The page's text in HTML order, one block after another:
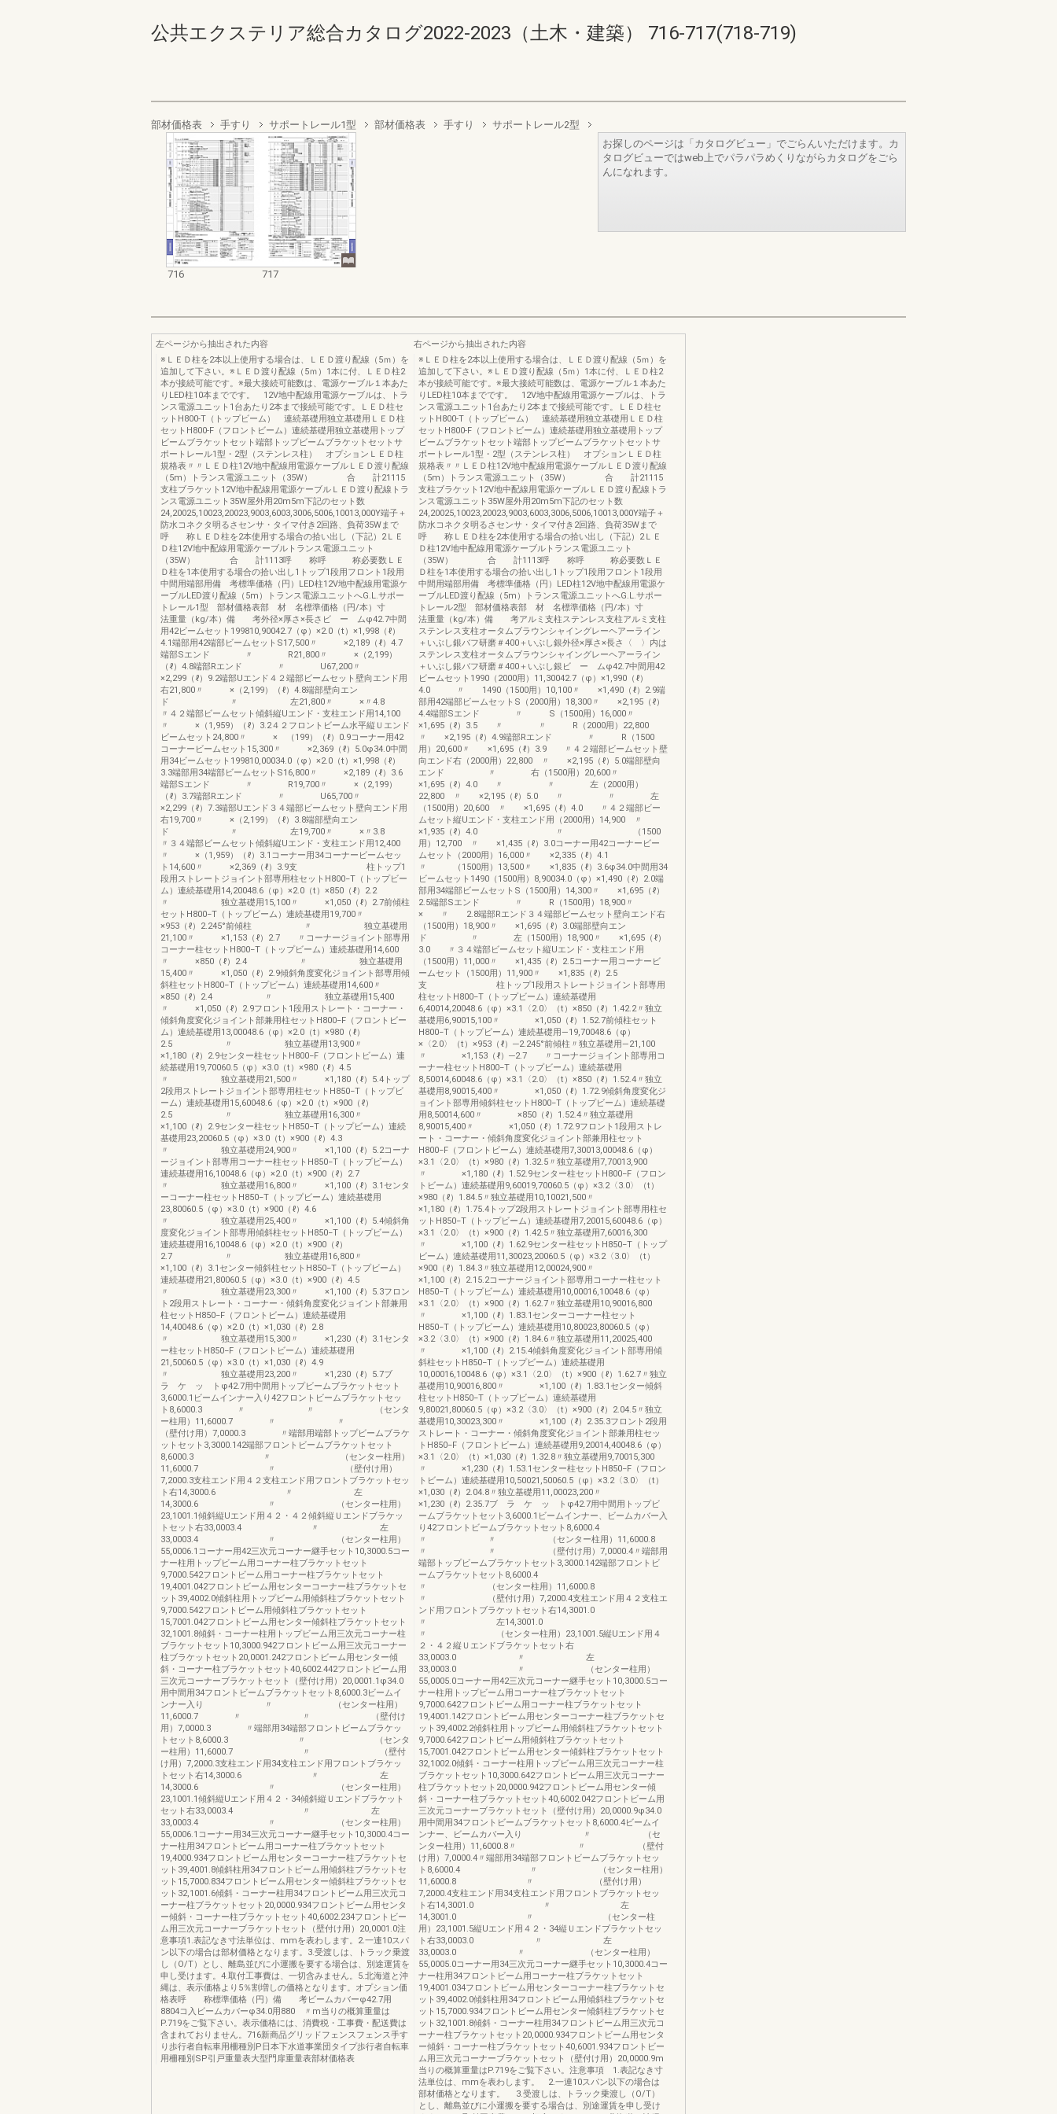
公共エクステリア総合カタログ2022-2023（土木・建築） 716-717(718-719)
部材価格表 手すり サポートレール1型 部材価格表 手すり サポートレール2型
716 717
お探しのページは「カタログビュー」でごらんいただけます。カ
タログビューではweb上でパラパラめくりながらカタログをごら
んになれます。
左ページから抽出された内容
※ＬＥＤ柱を2本以上使用する場合は、ＬＥＤ渡り配線（5ｍ）を
追加して下さい。※ＬＥＤ渡り配線（5ｍ）1本に付、ＬＥＤ柱2
本が接続可能です。※最大接続可能数は、電源ケーブル１本あた
りLED柱10本までです。 12V地中配線用電源ケーブルは、トラ
ンス電源ユニット1台あたり2本まで接続可能です。ＬＥＤ柱セ
ットH800-T（トップビーム） 連続基礎用独立基礎用ＬＥＤ柱
セットH800-F（フロントビーム）連続基礎用独立基礎用トップ
ビームブラケットセット端部トップビームブラケットセットサ
ポートレール1型・2型（ステンレス柱） オプションＬＥＤ柱
規格表〃〃ＬＥＤ柱12V地中配線用電源ケーブルＬＥＤ渡り配線
（5m）トランス電源ユニット（35W） 合 計21115
支柱ブラケット12V地中配線用電源ケーブルＬＥＤ渡り配線トラ
ンス電源ユニット35W屋外用20m5m下記のセット数
24,20025,10023,20023,9003,6003,3006,5006,10013,000Y端子＋
防水コネクタ明るさセンサ・タイマ付き2回路、負荷35Wまで
呼 称ＬＥＤ柱を2本使用する場合の拾い出し（下記）2ＬＥ
Ｄ柱12V地中配線用電源ケーブルトランス電源ユニット
（35W） 合 計1113呼 称呼 称必要数ＬＥ
Ｄ柱を1本使用する場合の拾い出し1トップ1段用フロント1段用
中間用端部用備 考標準価格（円）LED柱12V地中配線用電源ケ
ーブルLED渡り配線（5m）トランス電源ユニットへG.L.サポー
トレール1型 部材価格表部 材 名標準価格（円/本）寸
法重量（kg/本）備 考外径×厚さ×長さビ ー ムφ42.7中間
用42ビームセット199810,90042.7（φ）×2.0（t）×1,998（ℓ）
4.1端部用42端部ビームセットS17,500〃 ×2,189（ℓ）4.7
端部Sエンド 〃 R21,800〃 ×（2,199）
（ℓ）4.8端部Rエンド 〃 U67,200〃
×2,299（ℓ）9.2端部Uエンド４２端部ビームセット壁向エンド用
右21,800〃 ×（2,199）（ℓ）4.8端部壁向エン
ド 〃 左21,800〃 ×〃4.8
〃４２端部ビームセット傾斜縦Uエンド・支柱エンド用14,100
〃 ×（1,959）（ℓ）3.2４２フロントビーム水平縦Ｕエンド
ビームセット24,800〃 × （199）（ℓ）0.9コーナー用42
コーナービームセット15,300〃 ×2,369（ℓ）5.0φ34.0中間
用34ビームセット199810,00034.0（φ）×2.0（t）×1,998（ℓ）
3.3端部用34端部ビームセットS16,800〃 ×2,189（ℓ）3.6
端部Sエンド 〃 R19,700〃 ×（2,199）
（ℓ）3.7端部Rエンド 〃 U65,700〃
×2,299（ℓ）7.3端部Uエンド３４端部ビームセット壁向エンド用
右19,700〃 ×（2,199）（ℓ）3.8端部壁向エン
ド 〃 左19,700〃 ×〃3.8
〃３４端部ビームセット傾斜縦Uエンド・支柱エンド用12,400
〃 ×（1,959）（ℓ）3.1コーナー用34コーナービームセッ
ト14,600〃 ×2,369（ℓ）3.9支 柱トップ1
段用ストレートジョイント部専用柱セットH800−T（トップビー
ム）連続基礎用14,20048.6（φ）×2.0（t）×850（ℓ）2.2
〃 独立基礎用15,100〃 ×1,050（ℓ）2.7前傾柱
セットH800−T（トップビーム）連続基礎用19,700〃
×953（ℓ）2.245°前傾柱 〃 独立基礎用
21,100〃 ×1,153（ℓ）2.7 〃コーナージョイント部専用
コーナー柱セットH800−T（トップビーム）連続基礎用14,600
〃 ×850（ℓ）2.4 〃 独立基礎用
15,400〃 ×1,050（ℓ）2.9傾斜角度変化ジョイント部専用傾
斜柱セットH800−T（トップビーム）連続基礎用14,600〃
×850（ℓ）2.4 〃 独立基礎用15,400
〃 ×1,050（ℓ）2.9フロント1段用ストレート・コーナー・
傾斜角度変化ジョイント部兼用柱セットH800−F（フロントビー
ム）連続基礎用13,00048.6（φ）×2.0（t）×980（ℓ）
2.5 〃 独立基礎用13,900〃
×1,180（ℓ）2.9センター柱セットH800−F（フロントビーム）連
続基礎用19,70060.5（φ）×3.0（t）×980（ℓ）4.5
〃 独立基礎用21,500〃 ×1,180（ℓ）5.4トップ
2段用ストレートジョイント部専用柱セットH850−T（トップビ
ーム）連続基礎用15,60048.6（φ）×2.0（t）×900（ℓ）
2.5 〃 独立基礎用16,300〃
×1,100（ℓ）2.9センター柱セットH850−T（トップビーム）連続
基礎用23,20060.5（φ）×3.0（t）×900（ℓ）4.3
〃 独立基礎用24,900〃 ×1,100（ℓ）5.2コーナ
ージョイント部専用コーナー柱セットH850−T（トップビーム）
連続基礎用16,10048.6（φ）×2.0（t）×900（ℓ）2.7
〃 独立基礎用16,800〃 ×1,100（ℓ）3.1センタ
ーコーナー柱セットH850−T（トップビーム）連続基礎用
23,80060.5（φ）×3.0（t）×900（ℓ）4.6
〃 独立基礎用25,400〃 ×1,100（ℓ）5.4傾斜角
度変化ジョイント部専用傾斜柱セットH850−T（トップビーム）
連続基礎用16,10048.6（φ）×2.0（t）×900（ℓ）
2.7 〃 独立基礎用16,800〃
×1,100（ℓ）3.1センター傾斜柱セットH850−T（トップビーム）
連続基礎用21,80060.5（φ）×3.0（t）×900（ℓ）4.5
〃 独立基礎用23,300〃 ×1,100（ℓ）5.3フロン
ト2段用ストレート・コーナー・傾斜角度変化ジョイント部兼用
柱セットH850−F（フロントビーム）連続基礎用
14,40048.6（φ）×2.0（t）×1,030（ℓ）2.8
〃 独立基礎用15,300〃 ×1,230（ℓ）3.1センタ
ー柱セットH850−F（フロントビーム）連続基礎用
21,50060.5（φ）×3.0（t）×1,030（ℓ）4.9
〃 独立基礎用23,200〃 ×1,230（ℓ）5.7ブ
ラ ケ ッ トφ42.7用中間用トップビームブラケットセット
3,6000.1ビームインナー入り42フロントビームブラケットセッ
ト8,6000.3 〃 〃 （センタ
ー柱用）11,6000.7 〃 〃
（壁付け用）7,0000.3 〃端部用端部トップビームブラケ
ットセット3,3000.142端部フロントビームブラケットセット
8,6000.3 〃 （センター柱用）
11,6000.7 〃 （壁付け用）
7,2000.3支柱エンド用４２支柱エンド用フロントブラケットセッ
ト右14,3000.6 〃 左
14,3000.6 〃 （センター柱用）
23,1001.1傾斜縦Uエンド用４２・４２傾斜縦Ｕエンドブラケッ
トセット右33,0003.4 〃 左
33,0003.4 〃 （センター柱用）
55,0006.1コーナー用42三次元コーナー継手セット10,3000.5コー
ナー柱用トップビーム用コーナー柱ブラケットセット
9,7000.542フロントビーム用コーナー柱ブラケットセット
19,4001.042フロントビーム用センターコーナー柱ブラケットセ
ット39,4002.0傾斜柱用トップビーム用傾斜柱ブラケットセット
9,7000.542フロントビーム用傾斜柱ブラケットセット
15,7001.042フロントビーム用センター傾斜柱ブラケットセット
32,1001.8傾斜・コーナー柱用トップビーム用三次元コーナー柱
ブラケットセット10,3000.942フロントビーム用三次元コーナー
柱ブラケットセット20,0001.242フロントビーム用センター傾
斜・コーナー柱ブラケットセット40,6002.442フロントビーム用
三次元コーナーブラケットセット（壁付け用）20,0001.1φ34.0
用中間用34フロントビームブラケットセット8,6000.3ビームイ
ンナー入り 〃 （センター柱用）
11,6000.7 〃 〃 （壁付け
用）7,0000.3 〃端部用34端部フロントビームブラケッ
トセット8,6000.3 〃 （センタ
ー柱用）11,6000.7 〃 （壁付
け用）7,2000.3支柱エンド用34支柱エンド用フロントブラケッ
トセット右14,3000.6 〃 左
14,3000.6 〃 （センター柱用）
23,1001.1傾斜縦Uエンド用４２・34傾斜縦Ｕエンドブラケット
セット右33,0003.4 〃 左
33,0003.4 〃 （センター柱用）
55,0006.1コーナー用34三次元コーナー継手セット10,3000.4コー
ナー柱用34フロントビーム用コーナー柱ブラケットセット
19,4000.934フロントビーム用センターコーナー柱ブラケットセ
ット39,4001.8傾斜柱用34フロントビーム用傾斜柱ブラケットセ
ット15,7000.834フロントビーム用センター傾斜柱ブラケットセ
ット32,1001.6傾斜・コーナー柱用34フロントビーム用三次元コ
ーナー柱ブラケットセット20,0000.934フロントビーム用センタ
ー傾斜・コーナー柱ブラケットセット40,6002.234フロントビー
ム用三次元コーナーブラケットセット（壁付け用）20,0001.0注
意事項1.表記なき寸法単位は、mmを表わします。2.一連10スパ
ン以下の場合は部材価格となります。3.受渡しは、トラック乗渡
し（O/T）とし、離島並びに小運搬を要する場合は、別途運賃を
申し受けます。4.取付工事費は、一切含みません。5.北海道と沖
縄は、表示価格より5％割増しの価格となります。オプション価
格表呼 称標準価格（円）備 考ビームカバーφ42.7用
8804コ入ビームカバーφ34.0用880 〃m当りの概算重量は
P.719をご覧下さい。表示価格には、消費税・工事費・配送費は
含まれておりません。716新商品グリッドフェンスフェンス手す
り歩行者自転車用柵種別P日本下水道事業団タイプ歩行者自転車
用柵種別SP引戸重量表大型門扉重量表部材価格表
右ページから抽出された内容
※ＬＥＤ柱を2本以上使用する場合は、ＬＥＤ渡り配線（5ｍ）を
追加して下さい。※ＬＥＤ渡り配線（5ｍ）1本に付、ＬＥＤ柱2
本が接続可能です。※最大接続可能数は、電源ケーブル１本あた
りLED柱10本までです。 12V地中配線用電源ケーブルは、トラ
ンス電源ユニット1台あたり2本まで接続可能です。ＬＥＤ柱セ
ットH800-T（トップビーム） 連続基礎用独立基礎用ＬＥＤ柱
セットH800-F（フロントビーム）連続基礎用独立基礎用トップ
ビームブラケットセット端部トップビームブラケットセットサ
ポートレール1型・2型（ステンレス柱） オプションＬＥＤ柱
規格表〃〃ＬＥＤ柱12V地中配線用電源ケーブルＬＥＤ渡り配線
（5m）トランス電源ユニット（35W） 合 計21115
支柱ブラケット12V地中配線用電源ケーブルＬＥＤ渡り配線トラ
ンス電源ユニット35W屋外用20m5m下記のセット数
24,20025,10023,20023,9003,6003,3006,5006,10013,000Y端子＋
防水コネクタ明るさセンサ・タイマ付き2回路、負荷35Wまで
呼 称ＬＥＤ柱を2本使用する場合の拾い出し（下記）2ＬＥ
Ｄ柱12V地中配線用電源ケーブルトランス電源ユニット
（35W） 合 計1113呼 称呼 称必要数ＬＥ
Ｄ柱を1本使用する場合の拾い出し1トップ1段用フロント1段用
中間用端部用備 考標準価格（円）LED柱12V地中配線用電源ケ
ーブルLED渡り配線（5m）トランス電源ユニットへG.L.サポー
トレール2型 部材価格表部 材 名標準価格（円/本）寸
法重量（kg/本）備 考アルミ支柱ステンレス支柱アルミ支柱
ステンレス支柱オータムブラウンシャイングレーヘアーライン
＋いぶし銀バフ研磨＃400＋いぶし銀外径×厚さ×長さ〈 〉内は
ステンレス支柱オータムブラウンシャイングレーヘアーライン
＋いぶし銀バフ研磨＃400＋いぶし銀ビ ー ムφ42.7中間用42
ビームセット1990（2000用）11,30042.7（φ）×1,990（ℓ）
4.0 〃 1490（1500用）10,100〃 ×1,490（ℓ）2.9端
部用42端部ビームセットS（2000用）18,300〃 ×2,195（ℓ）
4.4端部Sエンド 〃 S（1500用）16,000〃
×1,695（ℓ）3.5 〃 〃 R（2000用）22,800
〃 ×2,195（ℓ）4.9端部Rエンド 〃 R（1500
用）20,600〃 ×1,695（ℓ）3.9 〃４２端部ビームセット壁
向エンド右（2000用）22,800 〃 ×2,195（ℓ）5.0端部壁向
エンド 〃 右（1500用）20,600〃
×1,695（ℓ）4.0 〃 〃 左（2000用）
22,800 〃 ×2,195（ℓ）5.0 〃 〃 左
（1500用）20,600 〃 ×1,695（ℓ）4.0 〃４２端部ビー
ムセット縦Uエンド・支柱エンド用（2000用）14,900 〃
×1,935（ℓ）4.0 〃 （1500
用）12,700 〃 ×1,435（ℓ）3.0コーナー用42コーナービー
ムセット（2000用）16,000〃 ×2,335（ℓ）4.1
〃 （1500用）13,500〃 ×1,835（ℓ）3.6φ34.0中間用34
ビームセット1490（1500用）8,90034.0（φ）×1,490（ℓ）2.0端
部用34端部ビームセットS（1500用）14,300〃 ×1,695（ℓ）
2.5端部Sエンド 〃 R（1500用）18,900〃
× 〃 2.8端部Rエンド３４端部ビームセット壁向エンド右
（1500用）18,900〃 ×1,695（ℓ）3.0端部壁向エン
ド 〃 左（1500用）18,900〃 ×1,695（ℓ）
3.0 〃３４端部ビームセット縦Uエンド・支柱エンド用
（1500用）11,000〃 ×1,435（ℓ）2.5コーナー用コーナービ
ームセット（1500用）11,900〃 ×1,835（ℓ）2.5
支 柱トップ1段用ストレートジョイント部専用
柱セットH800−T（トップビーム）連続基礎用
6,40014,20048.6（φ）×3.1〈2.0〉（t）×850（ℓ）1.42.2〃独立
基礎用6,90015,100〃 ×1,050（ℓ）1.52.7前傾柱セット
H800−T（トップビーム）連続基礎用―19,70048.6（φ）
×〈2.0〉（t）×953（ℓ）─2.245°前傾柱〃独立基礎用―21,100
〃 ×1,153（ℓ）─2.7 〃コーナージョイント部専用コ
ーナー柱セットH800−T（トップビーム）連続基礎用
8,50014,60048.6（φ）×3.1〈2.0〉（t）×850（ℓ）1.52.4〃独立
基礎用8,90015,400〃 ×1,050（ℓ）1.72.9傾斜角度変化ジ
ョイント部専用傾斜柱セットH800−T（トップビーム）連続基礎
用8,50014,600〃 ×850（ℓ）1.52.4〃独立基礎用
8,90015,400〃 ×1,050（ℓ）1.72.9フロント1段用ストレ
ート・コーナー・傾斜角度変化ジョイント部兼用柱セット
H800−F（フロントビーム）連続基礎用7,30013,00048.6（φ）
×3.1〈2.0〉（t）×980（ℓ）1.32.5〃独立基礎用7,70013,900
〃 ×1,180（ℓ）1.52.9センター柱セットH800−F（フロン
トビーム）連続基礎用9,60019,70060.5（φ）×3.2〈3.0〉（t）
×980（ℓ）1.84.5〃独立基礎用10,10021,500〃
×1,180（ℓ）1.75.4トップ2段用ストレートジョイント部専用柱セ
ットH850−T（トップビーム）連続基礎用7,20015,60048.6（φ）
×3.1〈2.0〉（t）×900（ℓ）1.42.5〃独立基礎用7,60016,300
〃 ×1,100（ℓ）1.62.9センター柱セットH850−T（トップ
ビーム）連続基礎用11,30023,20060.5（φ）×3.2〈3.0〉（t）
×900（ℓ）1.84.3〃独立基礎用12,00024,900〃
×1,100（ℓ）2.15.2コーナージョイント部専用コーナー柱セット
H850−T（トップビーム）連続基礎用10,00016,10048.6（φ）
×3.1〈2.0〉（t）×900（ℓ）1.62.7〃独立基礎用10,90016,800
〃 ×1,100（ℓ）1.83.1センターコーナー柱セット
H850−T（トップビーム）連続基礎用10,80023,80060.5（φ）
×3.2〈3.0〉（t）×900（ℓ）1.84.6〃独立基礎用11,20025,400
〃 ×1,100（ℓ）2.15.4傾斜角度変化ジョイント部専用傾
斜柱セットH850−T（トップビーム）連続基礎用
10,00016,10048.6（φ）×3.1〈2.0〉（t）×900（ℓ）1.62.7〃独立
基礎用10,90016,800〃 ×1,100（ℓ）1.83.1センター傾斜
柱セットH850−T（トップビーム）連続基礎用
9,80021,80060.5（φ）×3.2〈3.0〉（t）×900（ℓ）2.04.5〃独立
基礎用10,30023,300〃 ×1,100（ℓ）2.35.3フロント2段用
ストレート・コーナー・傾斜角度変化ジョイント部兼用柱セッ
トH850−F（フロントビーム）連続基礎用9,20014,40048.6（φ）
×3.1〈2.0〉（t）×1,030（ℓ）1.32.8〃独立基礎用9,70015,300
〃 ×1,230（ℓ）1.53.1センター柱セットH850−F（フロン
トビーム）連続基礎用10,50021,50060.5（φ）×3.2〈3.0〉（t）
×1,030（ℓ）2.04.8〃独立基礎用11,00023,200〃
×1,230（ℓ）2.35.7ブ ラ ケ ッ トφ42.7用中間用トップビ
ームブラケットセット3,6000.1ビームインナー、ビームカバー入
り42フロントビームブラケットセット8,6000.4
〃 〃 （センター柱用）11,6000.8
〃 〃 （壁付け用）7,0000.4〃端部用
端部トップビームブラケットセット3,3000.142端部フロントビ
ームブラケットセット8,6000.4
〃 （センター柱用）11,6000.8
〃 （壁付け用）7,2000.4支柱エンド用４２支柱エ
ンド用フロントブラケットセット右14,3001.0
〃 左14,3001.0
〃 （センター柱用）23,1001.5縦Uエンド用４
２・４２縦Ｕエンドブラケットセット右
33,0003.0 〃 左
33,0003.0 〃 （センター柱用）
55,0005.0コーナー用42三次元コーナー継手セット10,3000.5コー
ナー柱用トップビーム用コーナー柱ブラケットセット
9,7000.642フロントビーム用コーナー柱ブラケットセット
19,4001.142フロントビーム用センターコーナー柱ブラケットセ
ット39,4002.2傾斜柱用トップビーム用傾斜柱ブラケットセット
9,7000.642フロントビーム用傾斜柱ブラケットセット
15,7001.042フロントビーム用センター傾斜柱ブラケットセット
32,1002.0傾斜・コーナー柱用トップビーム用三次元コーナー柱
ブラケットセット10,3000.642フロントビーム用三次元コーナー
柱ブラケットセット20,0000.942フロントビーム用センター傾
斜・コーナー柱ブラケットセット40,6002.042フロントビーム用
三次元コーナーブラケットセット（壁付け用）20,0000.9φ34.0
用中間用34フロントビームブラケットセット8,6000.4ビームイ
ンナー、ビームカバー入り 〃 （セ
ンター柱用）11,6000.8〃 〃 （壁付
け用）7,0000.4〃端部用34端部フロントビームブラケットセッ
ト8,6000.4 〃 （センター柱用）
11,6000.8 〃 （壁付け用）
7,2000.4支柱エンド用34支柱エンド用フロントブラケットセッ
ト右14,3001.0 〃 左
14,3001.0 〃 （センター柱
用）23,1001.5縦Uエンド用４２・34縦Ｕエンドブラケットセッ
ト右33,0003.0 〃 左
33,0003.0 〃 （センター柱用）
55,0005.0コーナー用34三次元コーナー継手セット10,3000.4コー
ナー柱用34フロントビーム用コーナー柱ブラケットセット
19,4001.034フロントビーム用センターコーナー柱ブラケットセ
ット39,4002.0傾斜柱用34フロントビーム用傾斜柱ブラケットセ
ット15,7000.934フロントビーム用センター傾斜柱ブラケットセ
ット32,1001.8傾斜・コーナー柱用34フロントビーム用三次元コ
ーナー柱ブラケットセット20,0000.934フロントビーム用センタ
ー傾斜・コーナー柱ブラケットセット40,6001.934フロントビー
ム用三次元コーナーブラケットセット（壁付け用）20,0000.9m
当りの概算重量はP.719をご覧下さい。注意事項 1.表記なき寸
法単位は、mmを表わします。 2.一連10スパン以下の場合は
部材価格となります。 3.受渡しは、トラック乗渡し（O/T）
とし、離島並びに小運搬を要する場合は、別途運賃を申し受け